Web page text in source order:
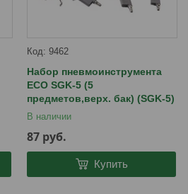
9462
Набор пневмоинструмента
ECO SGK-5 (5
предметов,верх. бак) (SGK-5)
В наличии
87 руб.
Купить